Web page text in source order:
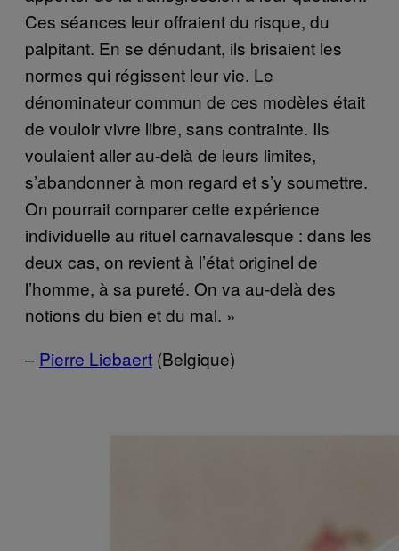
Ces séances leur offraient du risque, du
palpitant. En se dénudant, ils brisaient les
normes qui régissent leur vie. Le
dénominateur commun de ces modèles était
de vouloir vivre libre, sans contrainte. Ils
voulaient aller au-delà de leurs limites,
s’abandonner à mon regard et s’y soumettre.
On pourrait comparer cette expérience
individuelle au rituel carnavalesque : dans les
deux cas, on revient à l’état originel de
l’homme, à sa pureté. On va au-delà des
notions du bien et du mal. »
– Pierre Liebaert (Belgique)